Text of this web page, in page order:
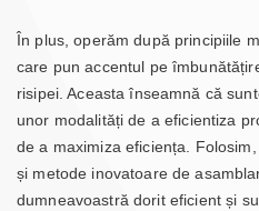
În plus, operăm după principiile
care pun accentul pe
risipei. Aceasta înseamnă că
unor modalități de a eficientiza
de a maximiza eficiența.
și metode inovatoare de
dumneavoastră dorit eficient și